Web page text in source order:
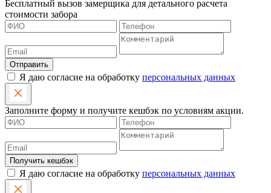
Бесплатный вызов замерщика для детального расчета
стоимости забора
Отправить
Я даю согласие на обработку персональных данных
Заполните форму и получите кешбэк по условиям акции.
Получить кешбэк
Я даю согласие на обработку персональных данных